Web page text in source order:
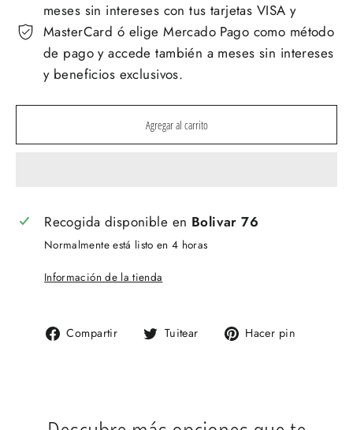
meses sin intereses con tus tarjetas VISA y
MasterCard ó elige Mercado Pago como método
de pago y accede también a meses sin intereses
y beneficios exclusivos.
Agregar al carrito
Recogida disponible en Bolivar 76
Normalmente está listo en 4 horas
Información de la tienda
Compartir
Compartir
Tuitear
TuitearHacer pin